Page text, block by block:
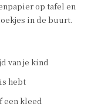
op tafel en
in de buurt.
van je kind
hebt
een kleed